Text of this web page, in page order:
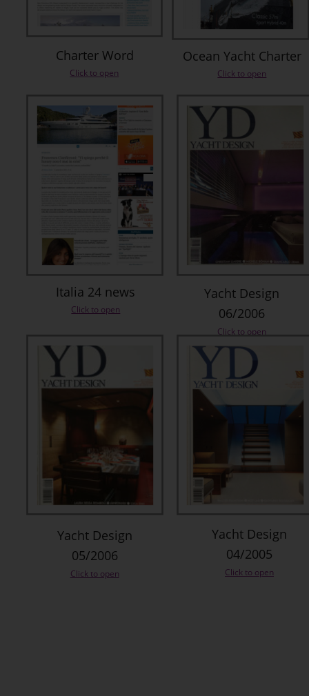
Charter Word
Click to open
Ocean Yacht Charter
Click to open
Italia 24 news
Click to open
Yacht Design
06/2006
Click to open
Yacht Design
05/2006
Click to open
Yacht Design
04/2005
Click to open